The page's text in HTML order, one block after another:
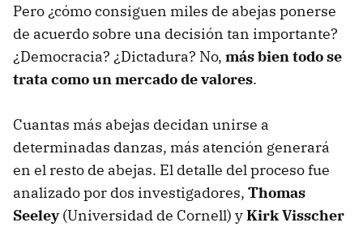
Pero ¿cómo consiguen miles de abejas ponerse
de acuerdo sobre una decisión tan importante?
¿Democracia? ¿Dictadura? No, más bien todo se
trata como un mercado de valores.
Cuantas más abejas decidan unirse a
determinadas danzas, más atención generará
en el resto de abejas. El detalle del proceso fue
analizado por dos investigadores, Thomas
Seeley(Universidad de Cornell) yKirk Visscher